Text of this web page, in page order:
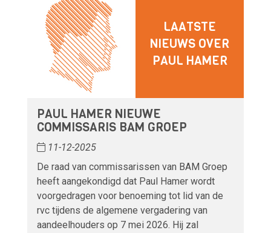
LAATSTE
NIEUWS OVER
PAUL HAMER
PAUL HAMER NIEUWE
COMMISSARIS BAM GROEP
11-12-2025
De raad van commissarissen van BAM Groep
heeft aangekondigd dat Paul Hamer wordt
voorgedragen voor benoeming tot lid van de
rvc tijdens de algemene vergadering van
aandeelhouders op 7 mei 2026. Hij zal